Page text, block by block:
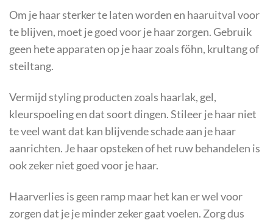
Om je haar sterker te laten worden en haaruitval voor
te blijven, moet je goed voor je haar zorgen. Gebruik
geen hete apparaten op je haar zoals föhn, krultang of
steiltang.
Vermijd styling producten zoals haarlak, gel,
kleurspoeling en dat soort dingen. Stileer je haar niet
te veel want dat kan blijvende schade aan je haar
aanrichten. Je haar opsteken of het ruw behandelen is
ook zeker niet goed voor je haar.
Haarverlies is geen ramp maar het kan er wel voor
zorgen dat je je minder zeker gaat voelen. Zorg dus